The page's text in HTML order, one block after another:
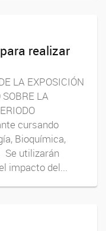
realizar
LA EXPOSICIÓN
LA
cursando
Bioquímica,
Se utilizarán
impacto del...